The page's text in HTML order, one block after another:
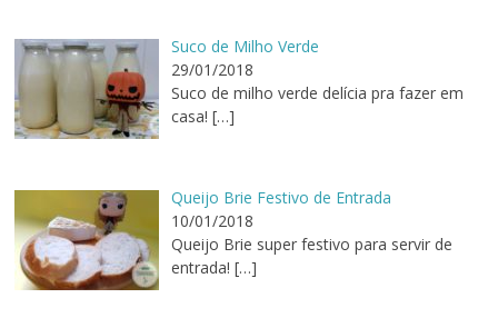
Suco de Milho Verde
29/01/2018
Suco de milho verde delícia pra fazer em
casa! […]
Queijo Brie Festivo de Entrada
10/01/2018
Queijo Brie super festivo para servir de
entrada! […]